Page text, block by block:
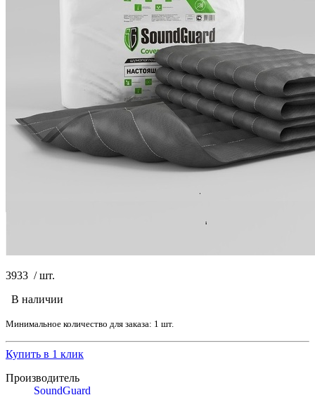
3933 /шт.
В наличии
Минимальное количество для заказа: 1 шт.
Купить в 1 клик
Производитель
SoundGuard